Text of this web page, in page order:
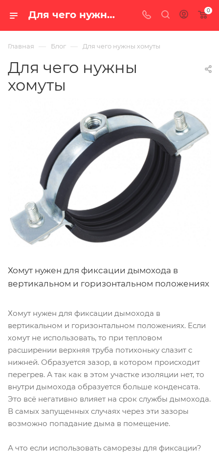
Для чего нужны хомуты — блог интернет-магазина «100 печей.ру» 0
Главная — Блог — Для чего нужны хомуты
Для чего нужны
хомуты
Хомут нужен для фиксации дымохода в
вертикальном и горизонтальном положениях
Хомут нужен для фиксации дымохода в
вертикальном и горизонтальном положениях. Если
хомут не использовать, то при тепловом
расширении верхняя труба потихоньку слазит с
нижней. Образуется зазор, в котором происходит
перегрев. А так как в этом участке изоляции нет, то
внутри дымохода образуется больше конденсата.
Это всё негативно влияет на срок службы дымохода.
В самых запущенных случаях через эти зазоры
возможно попадание дыма в помещение.
А что если использовать саморезы для фиксации?